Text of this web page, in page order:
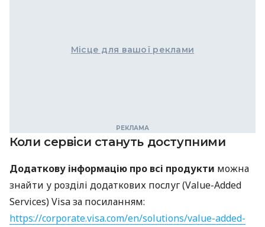
Місце для вашої реклами
Коли сервіси стануть доступними
Додаткову інформацію про всі продукти можна
знайти у розділі додаткових послуг (Value-Added
Services) Visa за посиланням:
https://corporate.visa.com/en/solutions/value-added-